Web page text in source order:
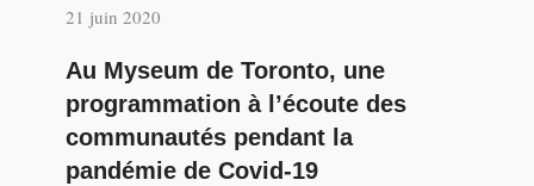
21 juin 2020
Au Myseum de Toronto, une
programmation à l’écoute des
communautés pendant la
pandémie de Covid-19